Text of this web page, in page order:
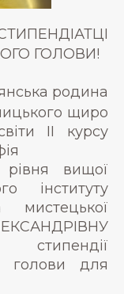
ГОЛОВИ!
родина
щиро
ІІ курсу
рівня вищої
інституту
мистецької
голови для